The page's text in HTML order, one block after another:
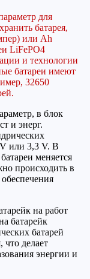
для
батарея,
или Ah
LiFePO4
и технологии
батареи имеют
32650
в блок
и энерг.
V или 3,3 V. В
меняется
происходить в
на работ
батарейк
батарей
делает
энергии и